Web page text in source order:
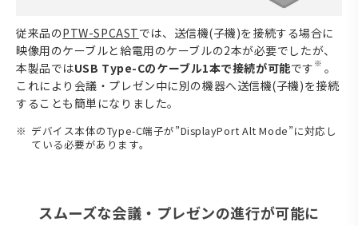
従来品のPTW-SPCASTでは、送信機(子機)を接続する場合に
映像用のケーブルと給電用のケーブルの2本が必要でしたが、
本製品ではUSB Type-Cのケーブル1本で接続が可能です ※ 。
これにより会議・プレゼン中に別の機器へ送信機(子機)を接続
することも簡単になりました。
デバイス本体のType-C端子が”DisplayPort Alt Mode”に対応し
ている必要があります。
スムーズな会議・プレゼンの進行が可能に